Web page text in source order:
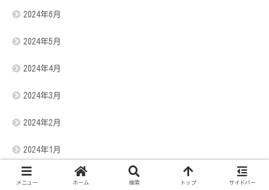
2024年6月
2024年5月
2024年4月
2024年3月
2024年2月
2024年1月
2023年12月
メニュー ホーム 検索 トップ サイドバー